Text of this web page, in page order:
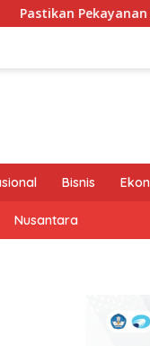
Direksi Jasa
Bisnis
Nusantara